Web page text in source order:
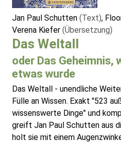
Jan Paul Schutten (Text),
Verena Kiefer (Übersetzung)
Das Weltall
oder Das Geheimnis,
etwas wurde
Das Weltall - unendliche
Fülle an Wissen. Exakt "523
wissenswerte Dinge" und
greift Jan Paul Schutten aus
holt sie mit einem